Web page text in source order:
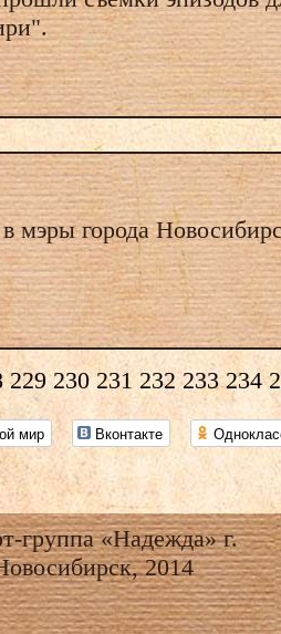
города
229 230 231 232 233 234
мир Вконтакте
группа «Надежда» г.
2014